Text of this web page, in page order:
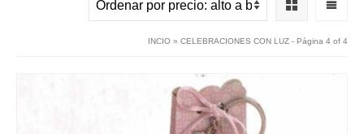
alto
INCIO » CELEBRACIONES CON LUZ - Página 4 of 4